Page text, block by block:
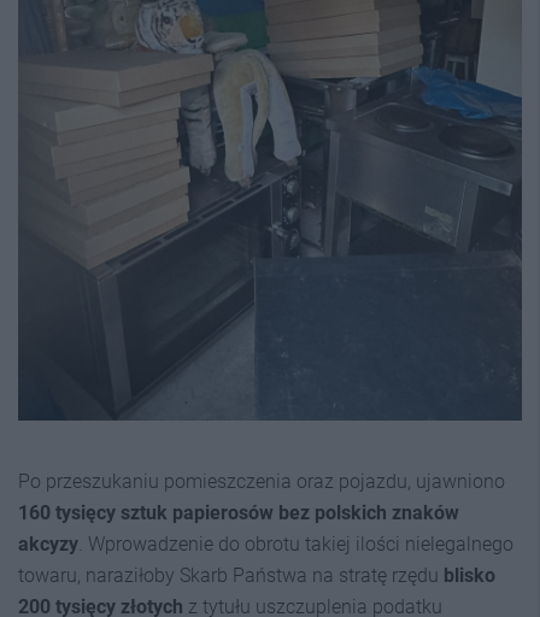
Po przeszukaniu pomieszczenia oraz pojazdu, ujawniono
160 tysięcy sztuk papierosów bez polskich znaków
akcyzy. Wprowadzenie do obrotu takiej ilości nielegalnego
towaru, naraziłoby Skarb Państwa na stratę rzędu blisko
200 tysięcy złotych z tytułu uszczuplenia podatku